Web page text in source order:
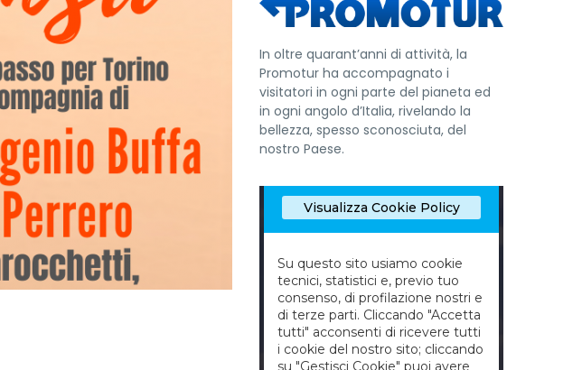
In oltre quarant’anni di attività, la
Promotur ha accompagnato i
visitatori in ogni parte del pianeta ed
in ogni angolo d’Italia, rivelando la
bellezza, spesso sconosciuta, del
nostro Paese.